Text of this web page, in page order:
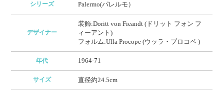
シリーズ Palermo(パレルモ）
デザイナー
装飾:Doritt von Fieandt (ドリット フォン フ
ィーアント)
フォルム:Ulla Procope (ウッラ・プロコペ )
年代 1964-71
サイズ 直径約24.5cm